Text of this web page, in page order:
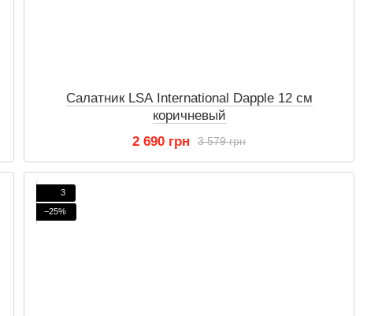
Салатник LSA International Dapple 12 см
коричневый
3 579 грн
2 690 грн
3
−25%